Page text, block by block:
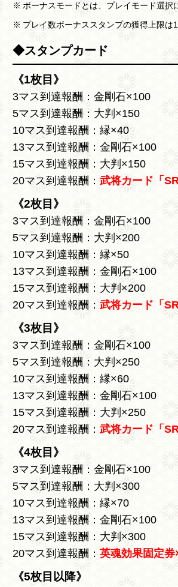
ボーナスモードとは、プレイモード選
プレイ数ボーナススタンプの獲得上限は1
◆スタンプカード
《1枚目》
3マス到達報酬：金剛石×100
5マス到達報酬：大判×150
10マス到達報酬：縁×40
13マス到達報酬：金剛石×100
15マス到達報酬：大判×150
20マス到達報酬： 武将カード「
《2枚目》
3マス到達報酬：金剛石×100
5マス到達報酬：大判×200
10マス到達報酬：縁×50
13マス到達報酬：金剛石×100
15マス到達報酬：大判×200
20マス到達報酬： 武将カード「
《3枚目》
3マス到達報酬：金剛石×100
5マス到達報酬：大判×250
10マス到達報酬：縁×60
13マス到達報酬：金剛石×100
15マス到達報酬：大判×250
20マス到達報酬： 武将カード「
《4枚目》
3マス到達報酬：金剛石×100
5マス到達報酬：大判×300
10マス到達報酬：縁×70
13マス到達報酬：金剛石×100
15マス到達報酬：大判×300
20マス到達報酬： 英魂効果固定券
《5枚目以降》